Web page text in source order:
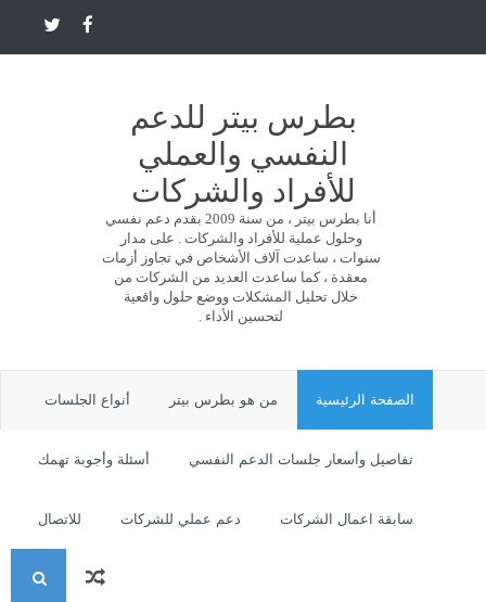
بطرس بيتر للدعم
النفسي والعملي
للأفراد والشركات
أنا بطرس بيتر ، من سنة 2009 بقدم دعم نفسي
وحلول عملية للأفراد والشركات . على مدار
سنوات ، ساعدت آلاف الأشخاص في تجاوز أزمات
معقدة ، كما ساعدت العديد من الشركات من
خلال تحليل المشكلات ووضع حلول واقعية
لتحسين الأداء .
الصفحة الرئيسية من هو بطرس بيتر أنواع الجلسات
تفاصيل وأسعار جلسات الدعم النفسي أسئلة وأجوبة تهمك
سابقة اعمال الشركات دعم عملي للشركات للاتصال
ا